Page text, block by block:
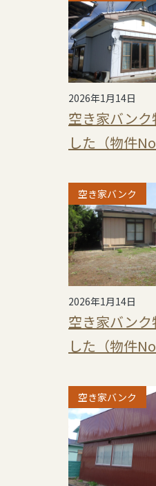
2026年1月14日
空き家バン
した（物件
空き家バンク
2026年1月14日
空き家バン
した（物件
空き家バンク